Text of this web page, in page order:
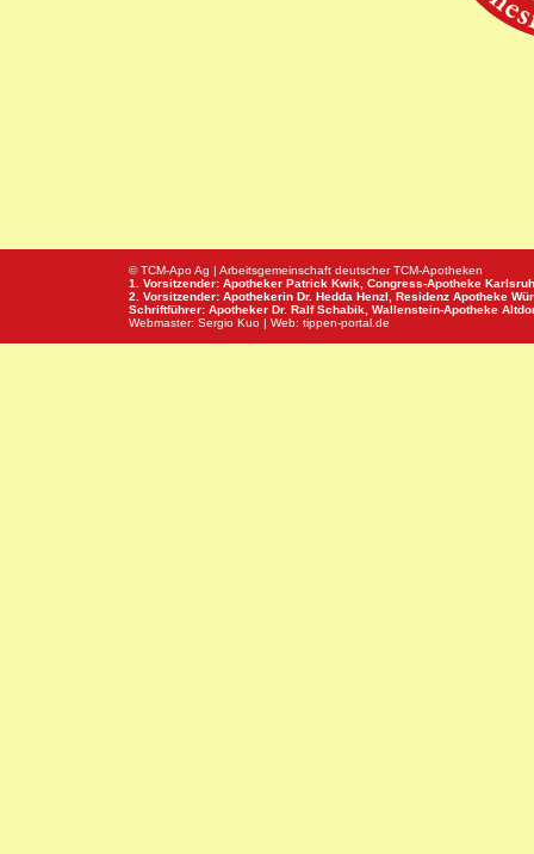
© TCM-Apo Ag | Arbeitsgemeinschaft deutscher TCM-Apotheken
1. Vorsitzender: Apotheker Patrick Kwik, Congress-Apotheke
2. Vorsitzender: Apothekerin Dr. Hedda Henzl, Residenz Apotheke
Schriftführer: Apotheker Dr. Ralf Schabik, Wallenstein-Apotheke
Webmaster: Sergio Kuo | Web: tippen-portal.de